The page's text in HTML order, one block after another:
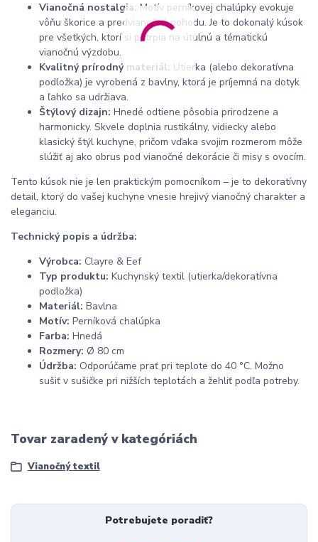
Vianočná nostalgia: Motív perníkovej chalúpky evokuje
vôňu škorice a predvianočnú pohodu. Je to dokonalý kúsok
pre všetkých, ktorí si potrpia na útulnú a tématickú
vianočnú výzdobu.
Kvalitný prírodný materiál: Utierka (alebo dekoratívna
podložka) je vyrobená z bavlny, ktorá je príjemná na dotyk
a ľahko sa udržiava.
Štýlový dizajn: Hnedé odtiene pôsobia prirodzene a
harmonicky. Skvele doplnia rustikálny, vidiecky alebo
klasický štýl kuchyne, pričom vďaka svojim rozmerom môže
slúžiť aj ako obrus pod vianočné dekorácie či misy s ovocím.
Tento kúsok nie je len praktickým pomocníkom – je to dekoratívny
detail, ktorý do vašej kuchyne vnesie hrejivý vianočný charakter a
eleganciu.
Technický popis a údržba:
Výrobca: Clayre & Eef
Typ produktu: Kuchynský textil (utierka/dekoratívna
podložka)
Materiál: Bavlna
Motív: Perníková chalúpka
Farba: Hnedá
Rozmery: Ø 80 cm
Údržba: Odporúčame prať pri teplote do 40 °C. Možno
sušiť v sušičke pri nižších teplotách a žehliť podľa potreby.
Tovar zaradený v kategóriách
Vianočný textil
Potrebujete poradiť?